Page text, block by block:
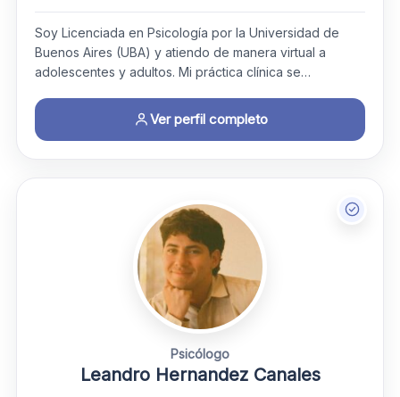
Soy Licenciada en Psicología por la Universidad de
Buenos Aires (UBA) y atiendo de manera virtual a
adolescentes y adultos. Mi práctica clínica se…
Ver perfil completo
Psicólogo
Leandro Hernandez Canales